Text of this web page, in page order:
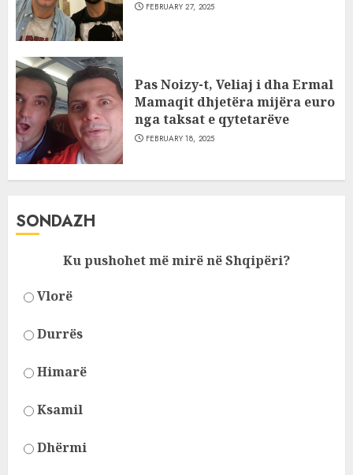
FEBRUARY 27, 2025
Pas Noizy-t, Veliaj i dha Ermal
Mamaqit dhjetëra mijëra euro
nga taksat e qytetarëve
FEBRUARY 18, 2025
SONDAZH
Ku pushohet më mirë në Shqipëri?
Vlorë
Durrës
Himarë
Ksamil
Dhërmi